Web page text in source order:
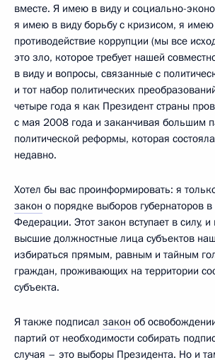
вместе. Я имею в виду и социально-
я имею в виду борьбу с кризисом, я имею
противодействие коррупции (мы все
это зло, которое требует нашей
в виду и вопросы, связанные с
и тот набор политических
четыре года я как Президент страны
с мая 2008 года и заканчивая большим
политической реформы, которая
недавно.
Хотел бы вас проинформировать: я
закон о порядке выборов губернаторов в
Федерации. Этот закон вступает в силу, и
высшие должностные лица субъектов
избираться прямым, равным и тайным
граждан, проживающих на территории
субъекта.
Я также подписал закон об
партий от необходимости собирать
случая – это выборы Президента. Но и